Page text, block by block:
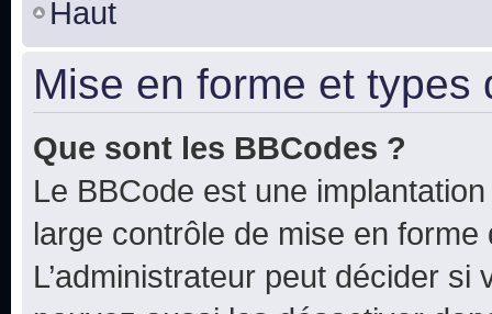
Haut
Mise en forme et types
Que sont les BBCodes ?
Le BBCode est une
large contrôle de mise en forme
L’administrateur peut décider